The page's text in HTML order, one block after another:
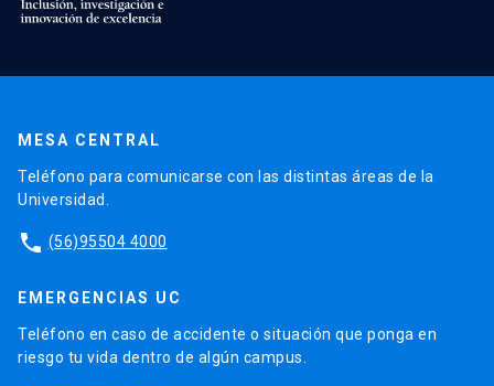
MESA CENTRAL
Teléfono para comunicarse con las distintas áreas de la
Universidad.
phone (56)95504 4000
EMERGENCIAS UC
Teléfono en caso de accidente o situación que ponga en
riesgo tu vida dentro de algún campus.